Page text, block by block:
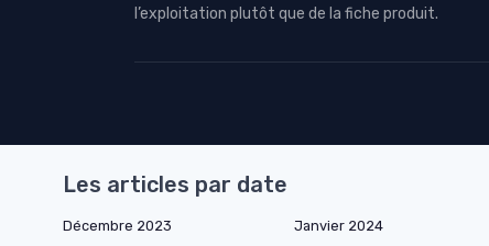
l’exploitation plutôt que de la fiche produit.
Les articles par date
Décembre 2023 Janvier 2024